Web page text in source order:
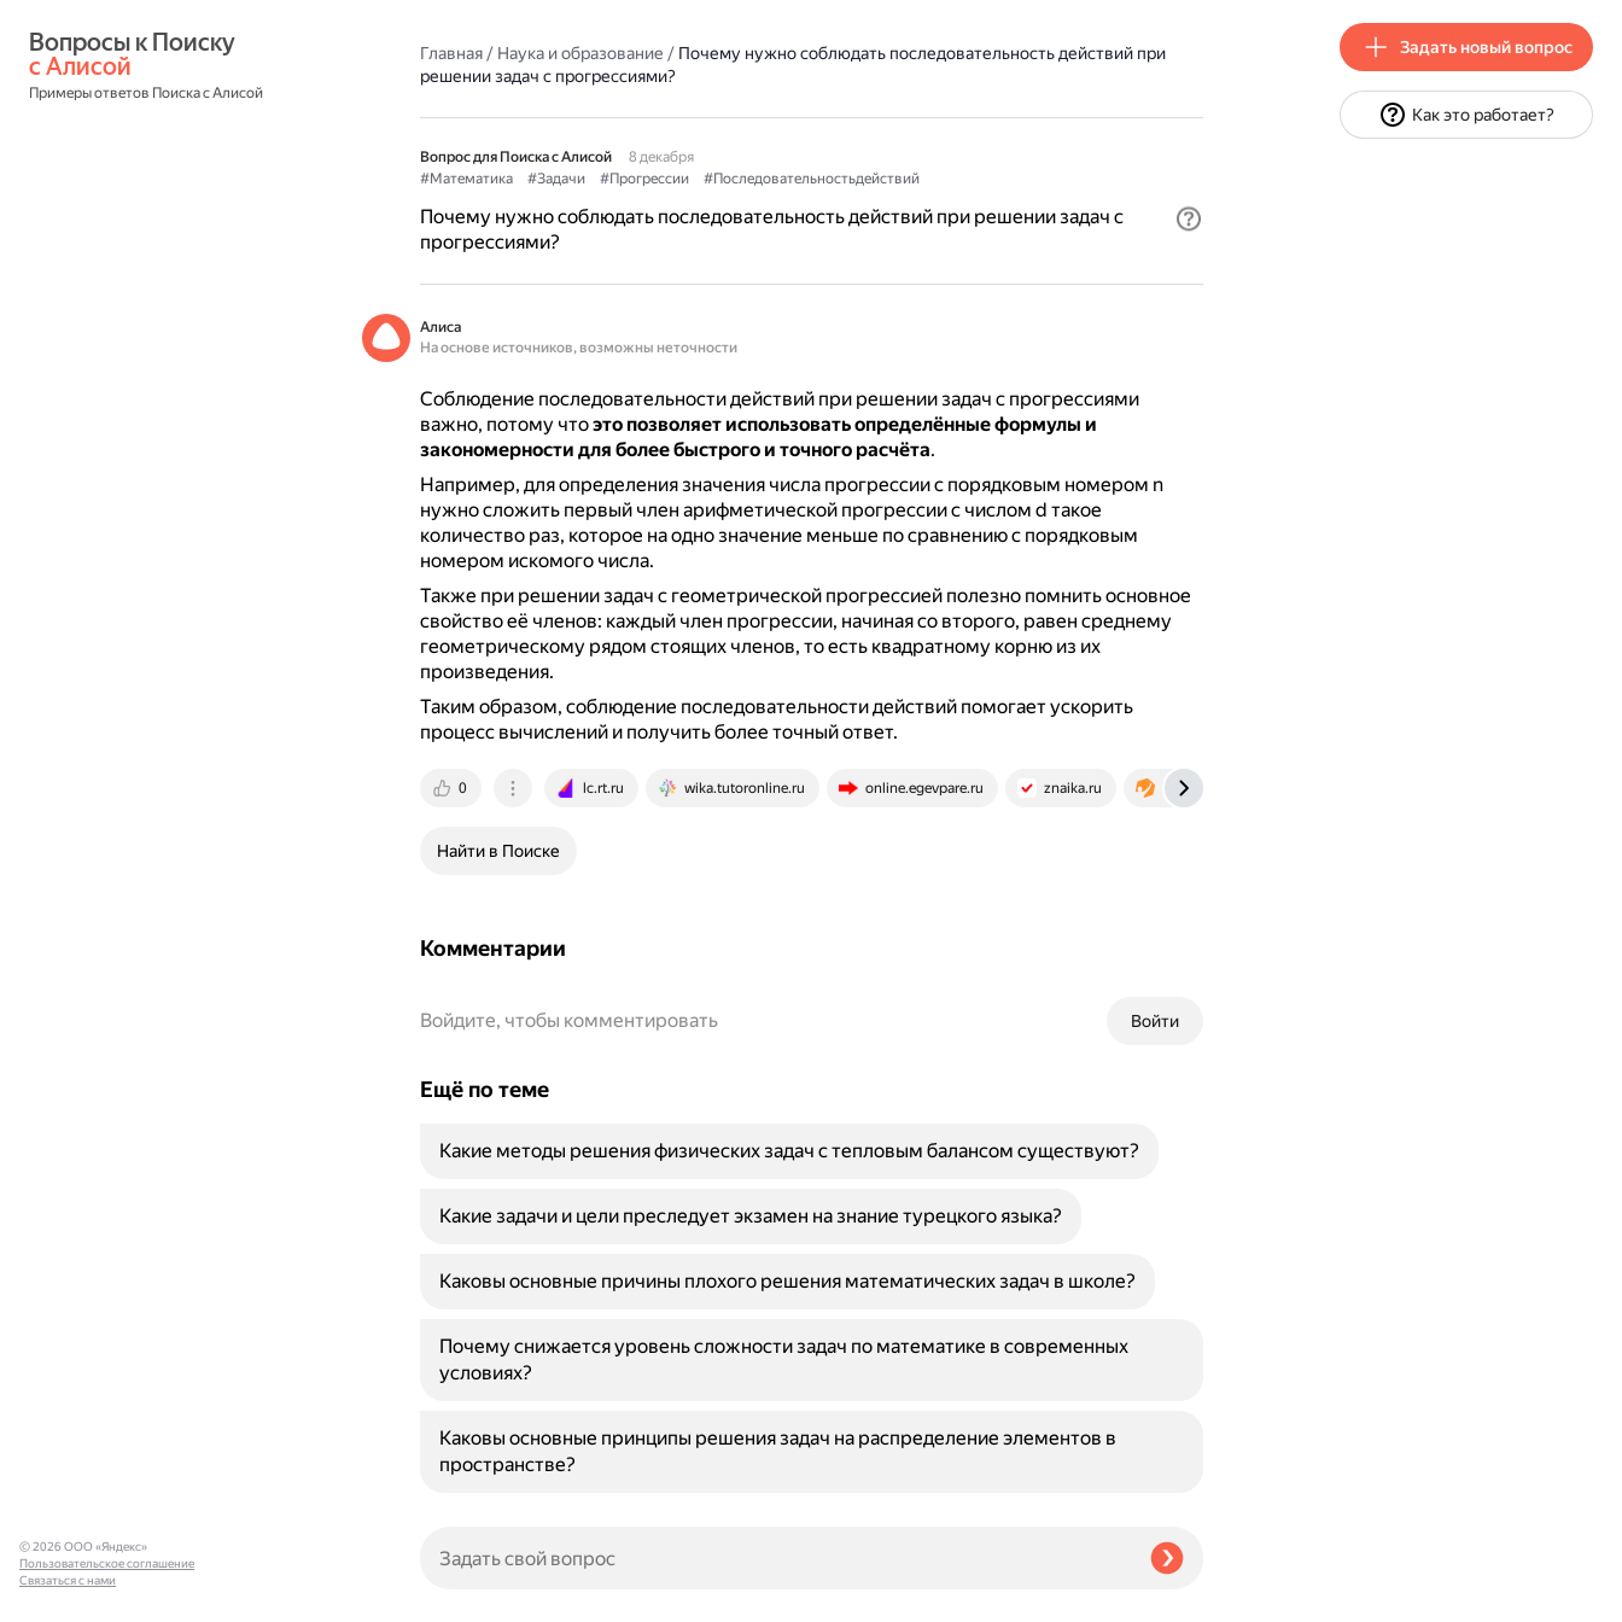
с Алисой
Примеры ответов Поиска с Алисой
Главная/ Наука и образование / Почему нужно соблюдать последовательность действий при
решении задач с прогрессиями?
Вопрос для Поиска с Алисой
8 декабря
#Математика
#Задачи #Прогрессии #Последовательностьдействий
Почему нужно соблюдать последовательность действий при решении задач с
прогрессиями?
Алиса
На основе источников, возможны неточности
Соблюдение последовательности действий при решении задач с прогрессиями
важно, потому чтоэто позволяет использовать определённые формулы и
закономерности для более быстрого и точного расчёта.
Например, для определения значения числа прогрессии с порядковым номером n
нужно сложить первый член арифметической прогрессии с числом d такое
количество раз, которое на одно значение меньше по сравнению с порядковым
номером искомого числа.
Также при решении задач с геометрической прогрессией полезно помнить основное
свойство её членов: каждый член прогрессии, начиная со второго, равен среднему
геометрическому рядом стоящих членов, то есть квадратному корню из их
произведения.
Таким образом, соблюдение последовательности действий помогает ускорить
процесс вычислений и получить более точный ответ.
0 lc.rt.ru wika.tutoronline.ru online.egevpare.ru znaika.ru blog.maximumtest.ru
Найти в Поиске
Комментарии
Войти
Войдите, чтобы комментировать
Ещё по теме
Какие методы решения физических задач с тепловым балансом существуют?
Какие задачи и цели преследует экзамен на знание турецкого языка?
Каковы основные причины плохого решения математических задач в школе?
Почему снижается уровень сложности задач по математике в современных
условиях?
Каковы основные принципы решения задач на распределение элементов в
пространстве?
© 2026 ООО «Яндекс»
Пользовательское соглашение
Связаться с нами
Задать новый вопрос
Как это работает?